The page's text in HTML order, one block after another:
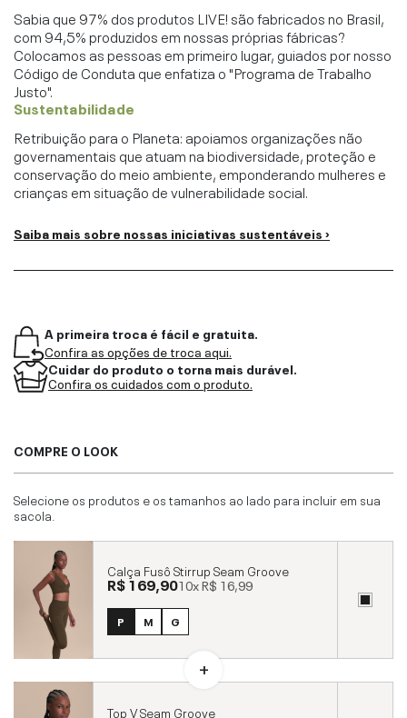
Sabia que 97% dos produtos LIVE! são fabricados no Brasil,
com 94,5% produzidos em nossas próprias fábricas?
Colocamos as pessoas em primeiro lugar, guiados por nosso
Código de Conduta que enfatiza o "Programa de Trabalho
Justo".
Sustentabilidade
Retribuição para o Planeta: apoiamos organizações não
governamentais que atuam na biodiversidade, proteção e
conservação do meio ambiente, emponderando mulheres e
crianças em situação de vulnerabilidade social.
Saiba mais sobre nossas iniciativas sustentáveis ›
A primeira troca é fácil e gratuita.
Confira as opções de troca aqui.
Cuidar do produto o torna mais durável.
Confira os cuidados com o produto.
COMPRE O LOOK
Selecione os produtos e os tamanhos ao lado para incluir em sua
sacola.
Calça Fusô Stirrup Seam Groove
R$ 169,9010xR$ 16,99
P M G
Top V Seam Groove